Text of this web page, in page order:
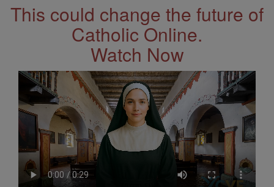
This could change the future of
Catholic Online.
Watch Now